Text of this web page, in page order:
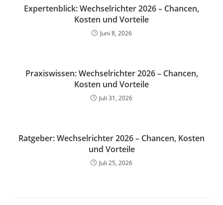
Expertenblick: Wechselrichter 2026 – Chancen,
Kosten und Vorteile
Juni 8, 2026
Praxiswissen: Wechselrichter 2026 – Chancen,
Kosten und Vorteile
Juli 31, 2026
Ratgeber: Wechselrichter 2026 – Chancen, Kosten
und Vorteile
Juli 25, 2026